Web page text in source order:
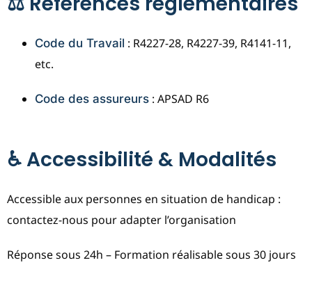
Code du Travail : R4227-28, R4227-39, R4141-11,
etc.
Code des assureurs : APSAD R6
♿ Accessibilité & Modalités
Accessible aux personnes en situation de handicap :
contactez-nous pour adapter l’organisation
Réponse sous 24h – Formation réalisable sous 30 jours